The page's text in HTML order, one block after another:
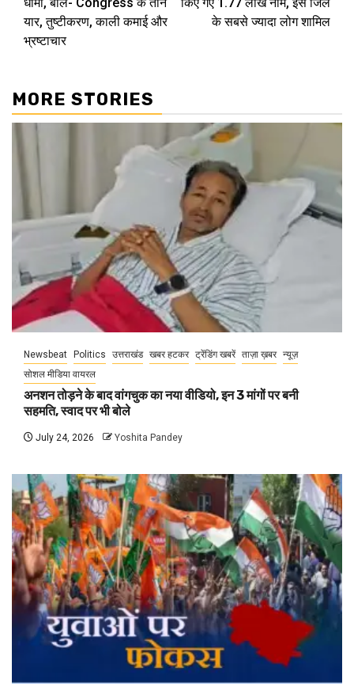
यार, तुष्टीकरण, काली कमाई और
भ्रष्टाचार
के सबसे ज्‍यादा लोग शामिल
MORE STORIES
Newsbeat Politics उत्तराखंड खबर हटकर ट्रेंडिंग खबरें ताज़ा ख़बर न्यूज़
सोशल मीडिया वायरल
अनशन तोड़ने के बाद वांगचुक का नया वीडियो, इन 3 मांगों पर बनी
सहमति, स्वाद पर भी बोले
July 24, 2026 Yoshita Pandey